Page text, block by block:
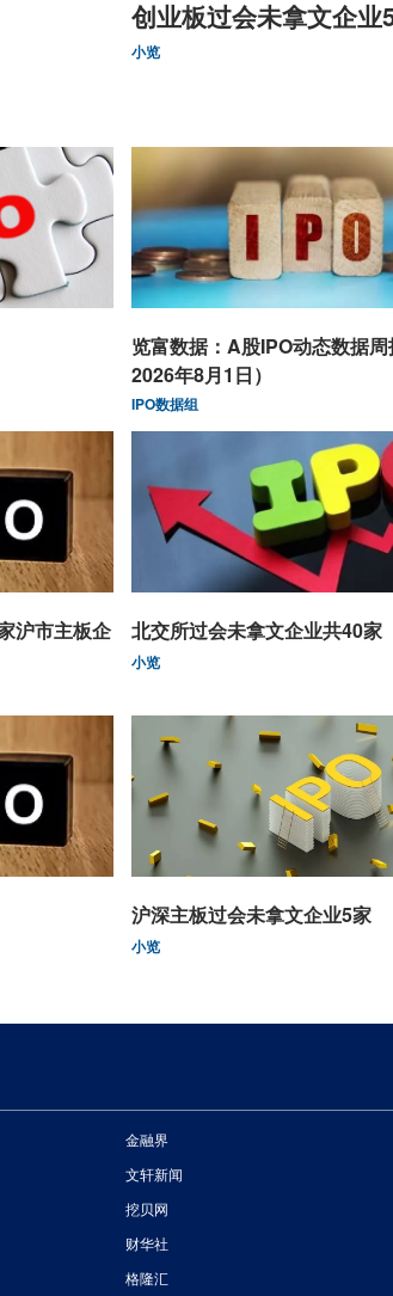
创业板过会未拿文企业
小览
览富数据：A股IPO动态数据
2026年8月1日）
IPO数据组
沪市主板企
北交所过会未拿文企业共40家
小览
沪深主板过会未拿文企业5家
小览
金融界
文轩新闻
挖贝网
财华社
格隆汇